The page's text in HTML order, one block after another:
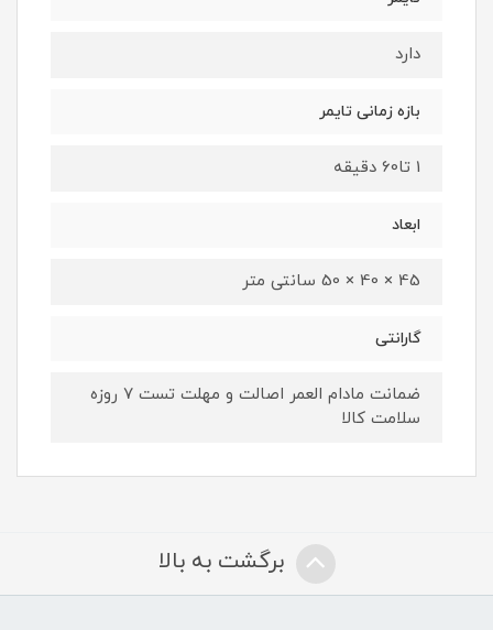
دارد
بازه زمانی تایمر
1 تا60 دقیقه
ابعاد
45 × 40 × 50 سانتی متر
گارانتی
ضمانت مادام العمر اصالت و مهلت تست ۷ روزه
سلامت کالا
برگشت به بالا